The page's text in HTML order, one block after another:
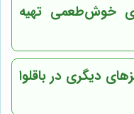
خوش‌طعمی تهیه
دیگری در باقلوا